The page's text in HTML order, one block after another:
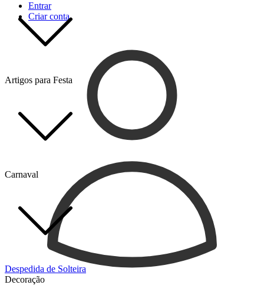
Artigos para Festa
Carnaval
Despedida de Solteira
Decoração
Entrar
Criar conta